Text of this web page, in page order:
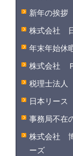
新年の挨拶
株式会社
年末年始休
株式会社
税理士法人
日本リー
事務局不在
株式会社
ーズ